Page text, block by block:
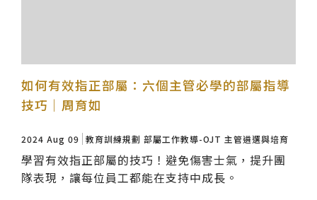
如何有效指正部屬：六個主管必學的部屬指導
技巧｜周育如
2024 Aug 09 教育訓練規劃 部屬工作教導-OJT 主管遴選與培育
學習有效指正部屬的技巧！避免傷害士氣，提升團
隊表現，讓每位員工都能在支持中成長。